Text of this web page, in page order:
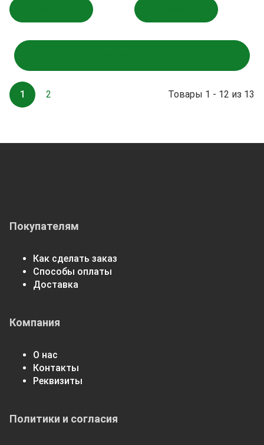
Товары 1 - 12 из 13
1 2
Покупателям
Как сделать заказ
Способы оплаты
Доставка
Компания
О нас
Контакты
Реквизиты
Политики и согласия